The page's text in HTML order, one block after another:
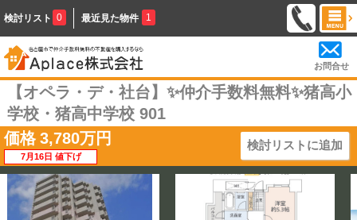
検討リスト 0 最近見た物件 1
お問合せ
【オペラ・デ・社台】✨️仲介手数料無料✨️猪高小
学校・猪高中学校 901
価格 3,780万円
7月16日 値下げ
検討リストに追加